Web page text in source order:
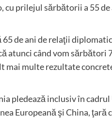
prilejul sărbătorii a 55
de ani de relaţii
atunci când vom sărbători
mai multe rezultate
pledează inclusiv în
Europeană şi China, ţară